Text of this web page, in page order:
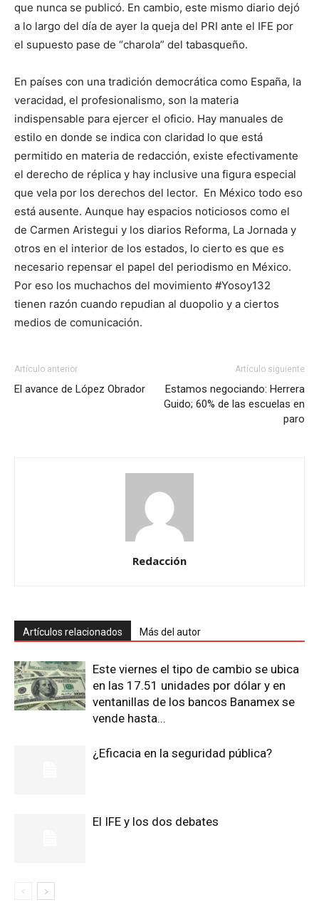
que nunca se publicó. En cambio, este mismo diario dejó
a lo largo del día de ayer la queja del PRI ante el IFE por
el supuesto pase de “charola” del tabasqueño.
En países con una tradición democrática como España, la
veracidad, el profesionalismo, son la materia
indispensable para ejercer el oficio. Hay manuales de
estilo en donde se indica con claridad lo que está
permitido en materia de redacción, existe efectivamente
el derecho de réplica y hay inclusive una figura especial
que vela por los derechos del lector. En México todo eso
está ausente. Aunque hay espacios noticiosos como el
de Carmen Aristegui y los diarios Reforma, La Jornada y
otros en el interior de los estados, lo cierto es que es
necesario repensar el papel del periodismo en México.
Por eso los muchachos del movimiento #Yosoy132
tienen razón cuando repudian al duopolio y a ciertos
medios de comunicación.
Artículo anterior
El avance de López Obrador
Artículo siguiente
Estamos negociando: Herrera
Guido; 60% de las escuelas en
paro
Redacción
Artículos relacionados Más del autor
Este viernes el tipo de cambio se ubica
en las 17.51 unidades por dólar y en
ventanillas de los bancos Banamex se
vende hasta...
¿Eficacia en la seguridad pública?
El IFE y los dos debates